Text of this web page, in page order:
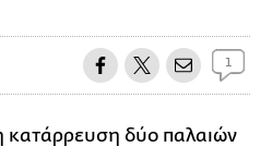
1
κατάρρευση δύο παλαιών